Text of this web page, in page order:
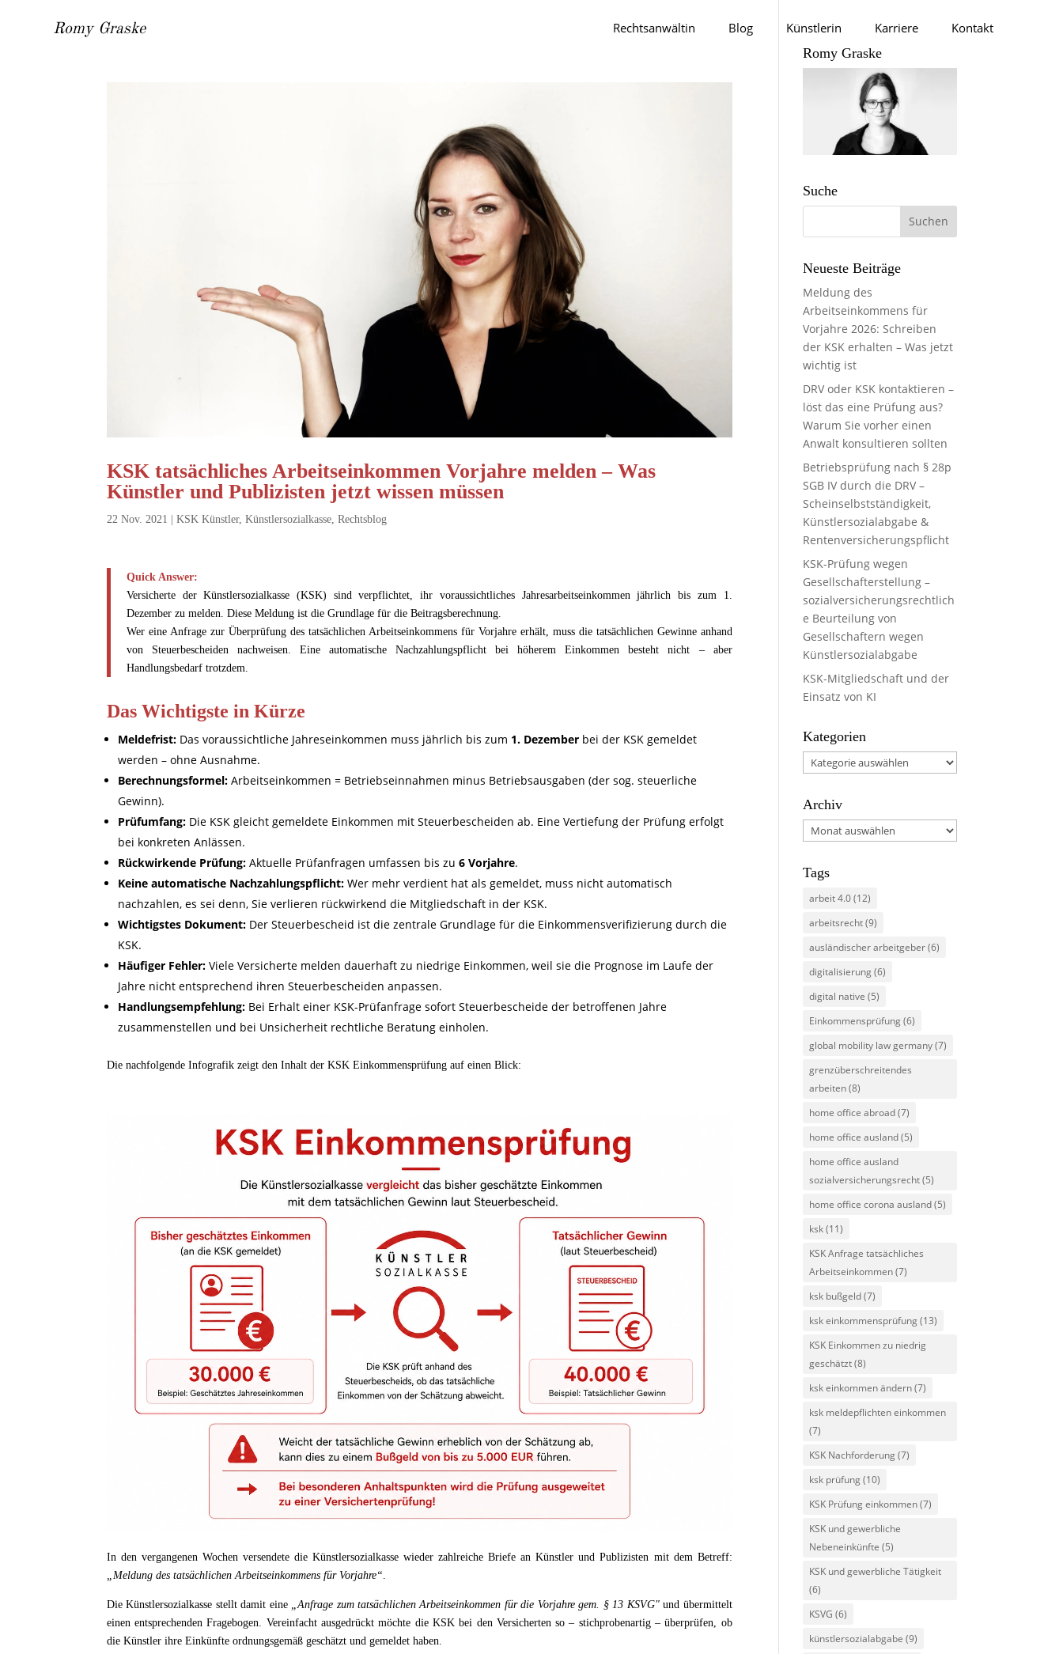
Romy Graske Rechtsanwältin Blog Künstlerin Karriere Kontakt
KSK tatsächliches Arbeitseinkommen Vorjahre melden – Was
Künstler und Publizisten jetzt wissen müssen
22 Nov. 2021 KSK Künstler, Künstlersozialkasse, Rechtsblog
Quick Answer:
Versicherte der Künstlersozialkasse (KSK) sind verpflichtet, ihr voraussichtliches Jahresarbeitseinkommen jährlich bis zum 1.
Dezember zu melden. Diese Meldung ist die Grundlage für die Beitragsberechnung.
Wer eine Anfrage zur Überprüfung des tatsächlichen Arbeitseinkommens für Vorjahre erhält, muss die tatsächlichen Gewinne anhand
von Steuerbescheiden nachweisen. Eine automatische Nachzahlungspflicht bei höherem Einkommen besteht nicht – aber
Handlungsbedarf trotzdem.
Das Wichtigste in Kürze
Meldefrist: Das voraussichtliche Jahreseinkommen muss jährlich bis zum 1. Dezember bei der KSK gemeldet
werden – ohne Ausnahme.
Berechnungsformel: Arbeitseinkommen = Betriebseinnahmen minus Betriebsausgaben (der sog. steuerliche
Gewinn).
Prüfumfang: Die KSK gleicht gemeldete Einkommen mit Steuerbescheiden ab. Eine Vertiefung der Prüfung erfolgt
bei konkreten Anlässen.
Rückwirkende Prüfung: Aktuelle Prüfanfragen umfassen bis zu 6 Vorjahre.
Keine automatische Nachzahlungspflicht: Wer mehr verdient hat als gemeldet, muss nicht automatisch
nachzahlen, es sei denn, Sie verlieren rückwirkend die Mitgliedschaft in der KSK.
Wichtigstes Dokument: Der Steuerbescheid ist die zentrale Grundlage für die Einkommensverifizierung durch die
KSK.
Häufiger Fehler: Viele Versicherte melden dauerhaft zu niedrige Einkommen, weil sie die Prognose im Laufe der
Jahre nicht entsprechend ihren Steuerbescheiden anpassen.
Handlungsempfehlung: Bei Erhalt einer KSK-Prüfanfrage sofort Steuerbescheide der betroffenen Jahre
zusammenstellen und bei Unsicherheit rechtliche Beratung einholen.
Die nachfolgende Infografik zeigt den Inhalt der KSK Einkommensprüfung auf einen Blick:
In den vergangenen Wochen versendete die Künstlersozialkasse wieder zahlreiche Briefe an Künstler und Publizisten mit dem Betreff:
„Meldung des tatsächlichen Arbeitseinkommens für Vorjahre“.
Die Künstlersozialkasse stellt damit eine „Anfrage zum tatsächlichen Arbeitseinkommen für die Vorjahre gem. § 13 KSVG"und übermittelt
einen entsprechenden Fragebogen. Vereinfacht ausgedrückt möchte die KSK bei den Versicherten so – stichprobenartig – überprüfen, ob
die Künstler ihre Einkünfte ordnungsgemäß geschätzt und gemeldet haben.
Romy Graske
Suche
Neueste Beiträge
Meldung des
Arbeitseinkommens für
Vorjahre 2026: Schreiben
der KSK erhalten – Was jetzt
wichtig ist
DRV oder KSK kontaktieren –
löst das eine Prüfung aus?
Warum Sie vorher einen
Anwalt konsultieren sollten
Betriebsprüfung nach § 28p
SGB IV durch die DRV –
Scheinselbstständigkeit,
Künstlersozialabgabe &
Rentenversicherungspflicht
KSK-Prüfung wegen
Gesellschafterstellung –
sozialversicherungsrechtlich
e Beurteilung von
Gesellschaftern wegen
Künstlersozialabgabe
KSK-Mitgliedschaft und der
Einsatz von KI
Kategorien
Kategorien
Archiv
Archiv
Tags
arbeit 4.0(12)
arbeitsrecht(9)
ausländischer arbeitgeber(6)
digitalisierung(6)
digital native (5)
Einkommensprüfung(6)
global mobility law germany(7)
grenzüberschreitendes
arbeiten(8)
home office abroad(7)
home office ausland(5)
home office ausland
sozialversicherungsrecht(5)
home office corona ausland(5)
ksk(11)
KSK Anfrage tatsächliches
Arbeitseinkommen(7)
ksk bußgeld(7)
ksk einkommensprüfung(13)
KSK Einkommen zu niedrig
geschätzt(8)
ksk einkommen ändern(7)
ksk meldepflichten einkommen
(7)
KSK Nachforderung(7)
ksk prüfung(10)
KSK Prüfung einkommen(7)
KSK und gewerbliche
Nebeneinkünfte (5)
KSK und gewerbliche Tätigkeit
(6)
KSVG (6)
künstlersozialabgabe (9)